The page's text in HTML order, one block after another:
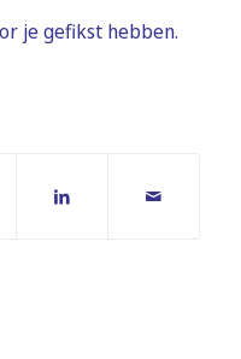
je gefikst hebben.